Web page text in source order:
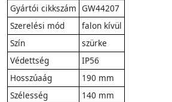
Gyártói cikkszám GW44207
Szerelési mód
falon kívül
Szín
szürke
Védettség
IP56
Hosszúaág
190 mm
Szélesség
140 mm